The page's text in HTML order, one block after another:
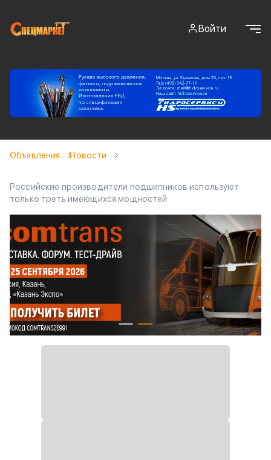
Войти
Объявления Новости
Российские производители подшипников используют
только треть имеющихся мощностей